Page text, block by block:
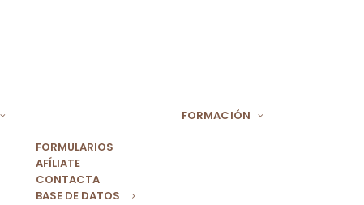
FORMULARIOS
AFÍLIATE
CONTACTA
BASE DE DATOS
FORMACIÓN